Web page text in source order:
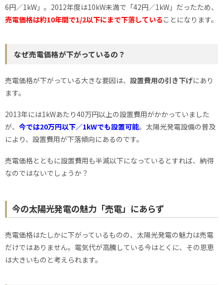
6円／1kW」。2012年度は10kW未満で「42円／1kW」だったため、
売電価格は約10年間で1/2以下にまで下落していることになります。
なぜ売電価格が下がっているの？
売電価格が下がっている大きな要因は、 設置費用の引き下げにあり
ます。
2013年には1kWあたり40万円以上の設置費用がかかっていました
が、 今では20万円以下／1kWでも設置可能。太陽光発電設備の普及
により、設置費用が下落傾向にあるのです。
売電価格とともに設置費用も半減以下になっているとすれば、納得
なのではないでしょうか？
今の太陽光発電の魅力「売電」にあらず
売電価格はたしかに下がっているものの、太陽光発電の魅力は売電
だけではありません。電気代が高騰している今はとくに、その恩恵
は大きいものと考えられます。